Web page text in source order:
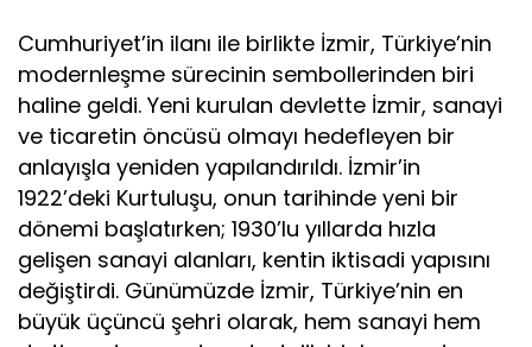
Cumhuriyet’in ilanı ile birlikte İzmir, Türkiye’nin
modernleşme sürecinin sembollerinden biri
haline geldi. Yeni kurulan devlette İzmir, sanayi
ve ticaretin öncüsü olmayı hedefleyen bir
anlayışla yeniden yapılandırıldı. İzmir’in
1922’deki Kurtuluşu, onun tarihinde yeni bir
dönemi başlatırken; 1930’lu yıllarda hızla
gelişen sanayi alanları, kentin iktisadi yapısını
değiştirdi. Günümüzde İzmir, Türkiye’nin en
büyük üçüncü şehri olarak, hem sanayi hem